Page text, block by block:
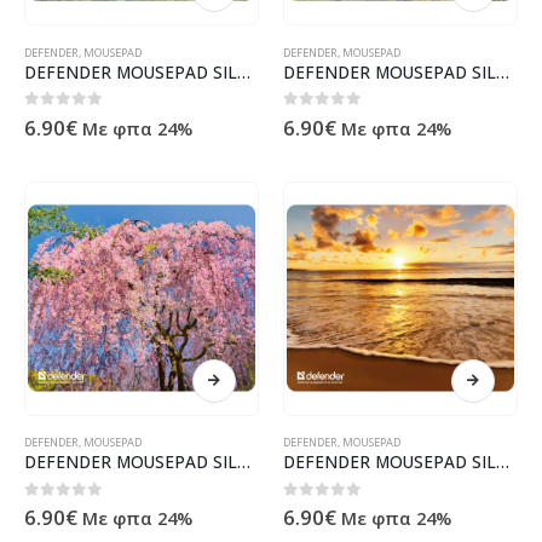
DEFENDER, MOUSEPAD
DEFENDER MOUSEPAD SILK NATURE 230x190x1.6mm (FOREST)
0out of 5
6.90€ Με φπα 24%
DEFENDER, MOUSEPAD
DEFENDER MOUSEPAD SILK NATURE 230x190x1.6mm (MOUNTAINS)
0out of 5
6.90€ Με φπα 24%
DEFENDER, MOUSEPAD
DEFENDER MOUSEPAD SILK NATURE 230x190x1.6mm (BLOSSOM)
0out of 5
6.90€ Με φπα 24%
DEFENDER, MOUSEPAD
DEFENDER MOUSEPAD SILK NATURE 230x190x1.6mm (SUNSHINE)
0out of 5
6.90€ Με φπα 24%